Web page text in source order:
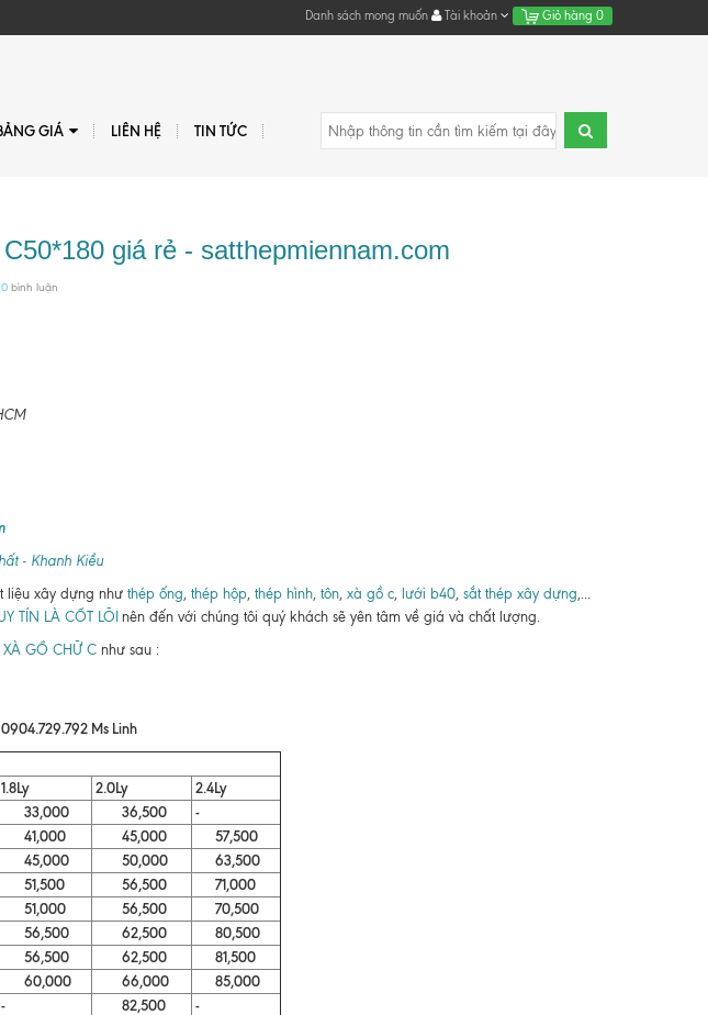
Danh sách mong muốn Tài khoản Giỏ hàng 0
GIÁ LIÊN HỆ TIN TỨC
giá rẻ - satthepmiennam.com
0bình luận
- Khanh Kiều
liệu xây dựng như thép ống, thép hộp, thép hình,tôn, xà gồ c, lưới b40, sắt thép xây dựng,...
TÍN LÀ CỐT LÕI nên đến với chúng tôi quý khách sẽ yên tâm về giá và chất lượng.
XÀ GỒ CHỮ Cnhư sau :
Ms Linh
1.8Ly 2.0Ly
2.4Ly
33,000 36,500
-
41,000 45,000
57,500
45,000 50,000
63,500
51,500 56,500
71,000
51,000 56,500
70,500
56,500 62,500
80,500
56,500 62,500
81,500
60,000 66,000
85,000
- 82,500
-